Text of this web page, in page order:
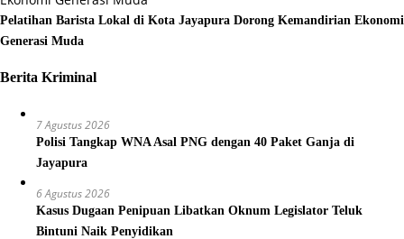
Pelatihan Barista Lokal di Kota Jayapura Dorong Kemandirian Ekonomi
Generasi Muda
Berita Kriminal
7 Agustus 2026
Polisi Tangkap WNA Asal PNG dengan 40 Paket Ganja di
Jayapura
6 Agustus 2026
Kasus Dugaan Penipuan Libatkan Oknum Legislator Teluk
Bintuni Naik Penyidikan